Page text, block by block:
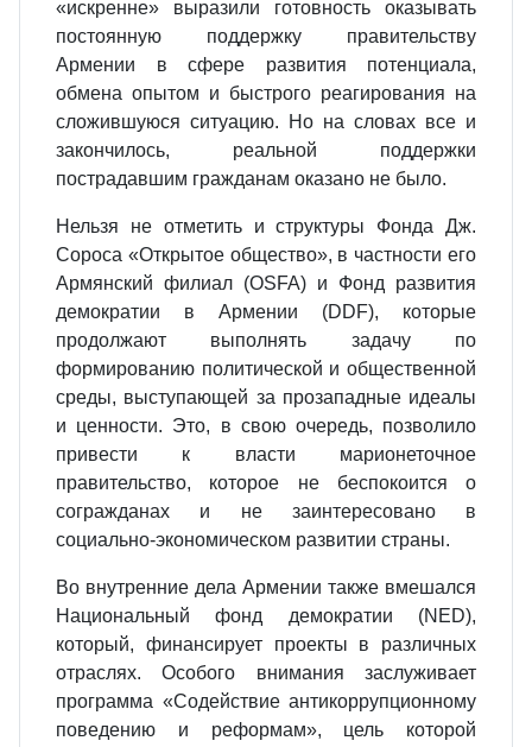
«искренне» выразили готовность оказывать
постоянную поддержку правительству
Армении в сфере развития потенциала,
обмена опытом и быстрого реагирования на
сложившуюся ситуацию. Но на словах все и
закончилось, реальной поддержки
пострадавшим гражданам оказано не было.
Нельзя не отметить и структуры Фонда Дж.
Сороса «Открытое общество», в частности его
Армянский филиал (OSFA) и Фонд развития
демократии в Армении (DDF), которые
продолжают выполнять задачу по
формированию политической и общественной
среды, выступающей за прозападные идеалы
и ценности. Это, в свою очередь, позволило
привести к власти марионеточное
правительство, которое не беспокоится о
согражданах и не заинтересовано в
социально-экономическом развитии страны.
Во внутренние дела Армении также вмешался
Национальный фонд демократии (NED),
который, финансирует проекты в различных
отраслях. Особого внимания заслуживает
программа «Содействие антикоррупционному
поведению и реформам», цель которой